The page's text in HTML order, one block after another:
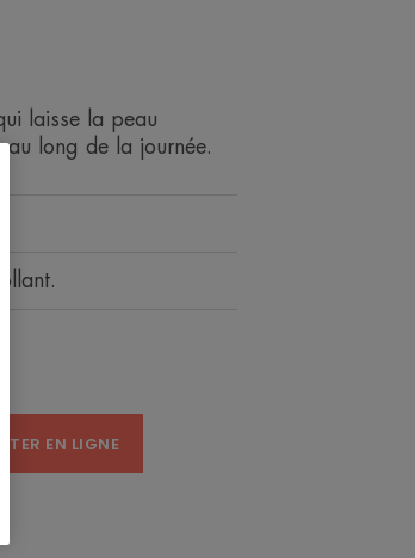
laisse la peau
long de la journée.
EN LIGNE